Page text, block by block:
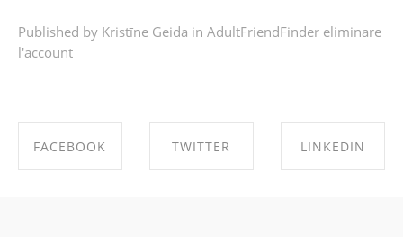
Published by Kristīne Geida in AdultFriendFinder eliminare
l'account
FACEBOOK TWITTER LINKEDIN